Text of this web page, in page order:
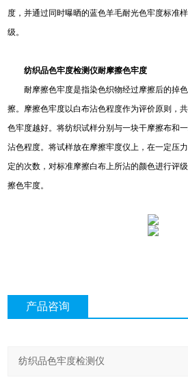
度，并通过同时曝晒的蓝色羊毛耐光色牢度标准
级。
纺织品色牢度检测仪耐摩擦色牢度
耐摩擦色牢度是指染色织物经过摩擦后的掉色
擦。摩擦色牢度以白布沾色程度作为评价原则，
色牢度越好。将纺织试样分别与一块干摩擦布和
沾色程度。将试样放在摩擦牢度仪上，在一定压
定的次数，对标准摩擦白布上所沾的颜色进行评
擦色牢度。
产品咨询